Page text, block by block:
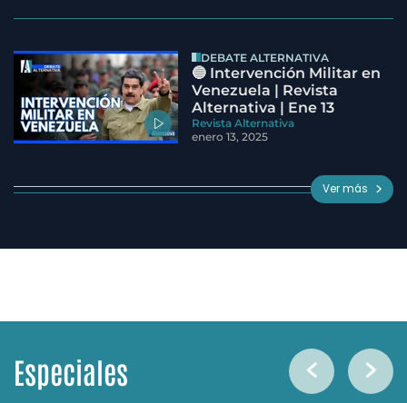
DEBATE ALTERNATIVA
🔵 Intervención Militar en
Venezuela | Revista
Alternativa | Ene 13
Revista Alternativa
enero 13, 2025
Ver más
Especiales